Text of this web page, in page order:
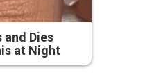
Dies
at Night